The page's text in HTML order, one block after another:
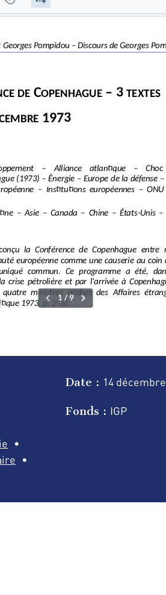
Date : 14 décembre
Fonds : IGP